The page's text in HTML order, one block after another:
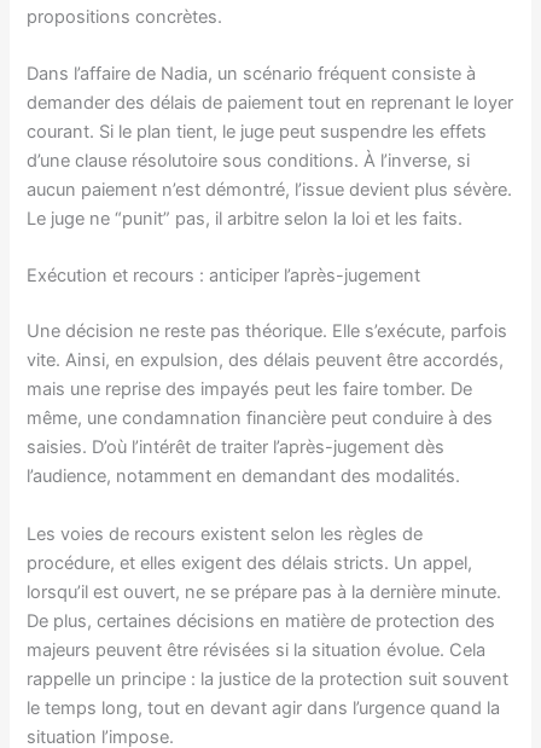
propositions concrètes.
Dans l’affaire de Nadia, un scénario fréquent consiste à
demander des délais de paiement tout en reprenant le loyer
courant. Si le plan tient, le juge peut suspendre les effets
d’une clause résolutoire sous conditions. À l’inverse, si
aucun paiement n’est démontré, l’issue devient plus sévère.
Le juge ne “punit” pas, il arbitre selon la loi et les faits.
Exécution et recours : anticiper l’après-jugement
Une décision ne reste pas théorique. Elle s’exécute, parfois
vite. Ainsi, en expulsion, des délais peuvent être accordés,
mais une reprise des impayés peut les faire tomber. De
même, une condamnation financière peut conduire à des
saisies. D’où l’intérêt de traiter l’après-jugement dès
l’audience, notamment en demandant des modalités.
Les voies de recours existent selon les règles de
procédure, et elles exigent des délais stricts. Un appel,
lorsqu’il est ouvert, ne se prépare pas à la dernière minute.
De plus, certaines décisions en matière de protection des
majeurs peuvent être révisées si la situation évolue. Cela
rappelle un principe : la justice de la protection suit souvent
le temps long, tout en devant agir dans l’urgence quand la
situation l’impose.